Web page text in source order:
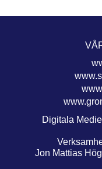
Digitala
Jon Mattias